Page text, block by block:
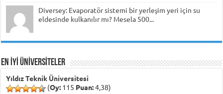
Diversey: Evaporatör sistemi bir yerleşim yeri için su
eldesinde kulkanılır mı? Mesela 500...
EN İYİ ÜNİVERSİTELER
Yıldız Teknik Üniversitesi
(Oy: 115 Puan:4,38)